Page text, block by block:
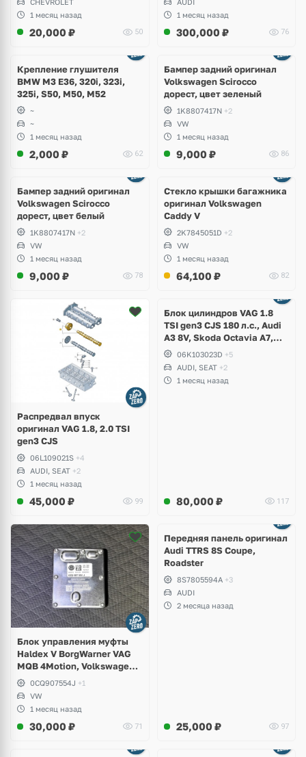
1 месяц назад
20,000 ₽ 50
1 месяц назад
300,000 ₽ 76
Крепление глушителя
BMW M3 E36, 320i, 323i,
325i, S50, M50, M52
~
~
1 месяц назад
2,000 ₽ 62
Бампер задний оригинал
Volkswagen Scirocco
дорест, цвет зеленый
1K8807417N +2
VW
1 месяц назад
9,000 ₽ 86
Бампер задний оригинал
Volkswagen Scirocco
дорест, цвет белый
1K8807417N +2
VW
1 месяц назад
9,000 ₽ 78
Стекло крышки багажника
оригинал Volkswagen
Caddy V
2K7845051D +2
VW
1 месяц назад
64,100 ₽ 82
Распредвал впуск
оригинал VAG 1.8, 2.0 TSI
gen3 CJS
06L109021S +4
AUDI, SEAT +2
1 месяц назад
45,000 ₽ 99
2 фото
Блок цилиндров VAG 1.8
TSI gen3 CJS 180 л.с., Audi
A3 8V, Skoda Octavia A7,
Superb, Volkswagen Passat
B8, Golf VII Alltrack, Seat
Leon
06K103023D +5
AUDI, SEAT +2
1 месяц назад
80,000 ₽ 117
Блок управления муфты
Haldex V BorgWarner VAG
MQB 4Motion, Volkswagen
Tiguan
0CQ907554J +1
VW
1 месяц назад
30,000 ₽ 71
2 фото
Передняя панель оригинал
Audi TTRS 8S Coupe,
Roadster
8S7805594A +3
AUDI
2 месяца назад
25,000 ₽ 97